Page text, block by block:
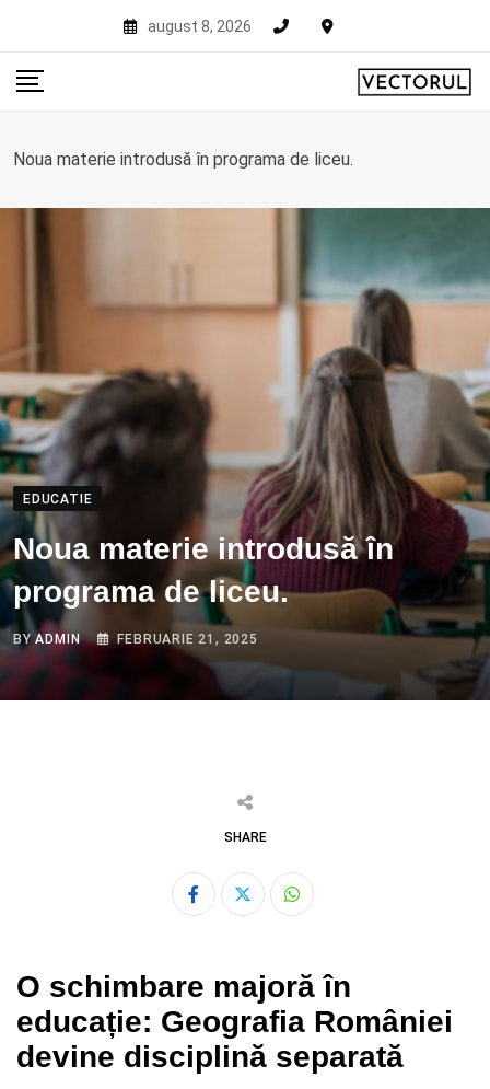
content
august 8, 2026
Noua materie introdusă în programa de liceu.
EDUCATIE
Noua materie introdusă în
programa de liceu.
BYADMIN FEBRUARIE 21, 2025
SHARE
Whatsapp
O schimbare majoră în
educație: Geografia României
devine disciplină separată